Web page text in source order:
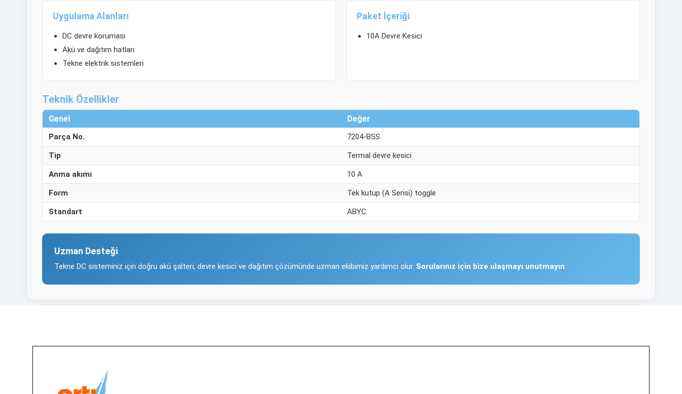
Uygulama Alanları
DC devre koruması
Akü ve dağıtım hatları
Tekne elektrik sistemleri
Paket İçeriği
10A Devre Kesici
Teknik Özellikler
Genel Değer
Parça No. 7204-BSS
Tip Termal devre kesici
Anma akımı 10 A
Form Tek kutup (A Serisi) toggle
Standart ABYC
Uzman Desteği
Tekne DC sisteminiz için doğru akü şalteri, devre kesici ve dağıtım çözümünde uzman ekibimiz yardımcı olur. Sorularınız için bize ulaşmayı unutmayın